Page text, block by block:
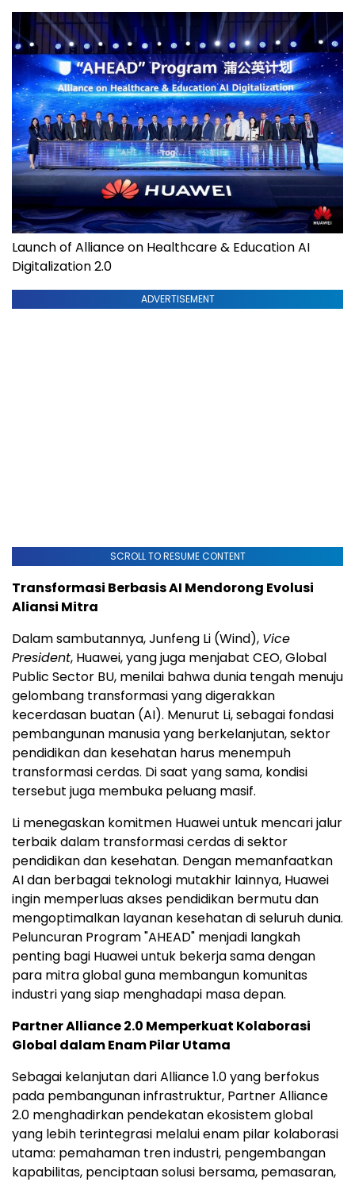
Launch of Alliance on Healthcare & Education AI
Digitalization 2.0
ADVERTISEMENT
SCROLL TO RESUME CONTENT
Transformasi Berbasis AI Mendorong Evolusi
Aliansi Mitra
Dalam sambutannya, Junfeng Li (Wind), Vice
President, Huawei, yang juga menjabat CEO, Global
Public Sector BU, menilai bahwa dunia tengah menuju
gelombang transformasi yang digerakkan
kecerdasan buatan (AI). Menurut Li, sebagai fondasi
pembangunan manusia yang berkelanjutan, sektor
pendidikan dan kesehatan harus menempuh
transformasi cerdas. Di saat yang sama, kondisi
tersebut juga membuka peluang masif.
Li menegaskan komitmen Huawei untuk mencari jalur
terbaik dalam transformasi cerdas di sektor
pendidikan dan kesehatan. Dengan memanfaatkan
AI dan berbagai teknologi mutakhir lainnya, Huawei
ingin memperluas akses pendidikan bermutu dan
mengoptimalkan layanan kesehatan di seluruh dunia.
Peluncuran Program "AHEAD" menjadi langkah
penting bagi Huawei untuk bekerja sama dengan
para mitra global guna membangun komunitas
industri yang siap menghadapi masa depan.
Partner Alliance 2.0 Memperkuat Kolaborasi
Global dalam Enam Pilar Utama
Sebagai kelanjutan dari Alliance 1.0 yang berfokus
pada pembangunan infrastruktur, Partner Alliance
2.0 menghadirkan pendekatan ekosistem global
yang lebih terintegrasi melalui enam pilar kolaborasi
utama: pemahaman tren industri, pengembangan
kapabilitas, penciptaan solusi bersama, pemasaran,